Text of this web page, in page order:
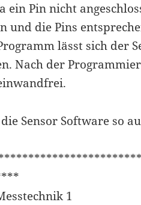
ein Pin nicht
und die Pins
lässt sich der
Nach der
Sensor Software so
1